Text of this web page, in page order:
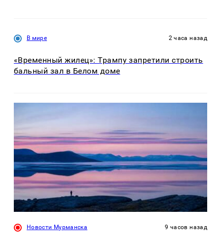
В мире 2 часа назад
«Временный жилец»: Трампу запретили строить
бальный зал в Белом доме
Новости Мурманска 9 часов назад